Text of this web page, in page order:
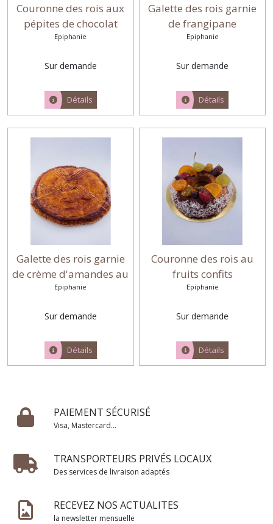
Couronne des rois aux
pépites de chocolat
garnie de pâte à tartiner
Epiphanie
Sur demande
Détails
Galette des rois garnie
de frangipane
Epiphanie
Sur demande
Détails
Galette des rois garnie
de crème d'amandes au
chocolat
Epiphanie
Sur demande
Détails
Couronne des rois au
fruits confits
Epiphanie
Sur demande
Détails
PAIEMENT SÉCURISÉ
Visa, Mastercard...
TRANSPORTEURS PRIVÉS LOCAUX
Des services de livraison adaptés
RECEVEZ NOS ACTUALITES
la newsletter mensuelle